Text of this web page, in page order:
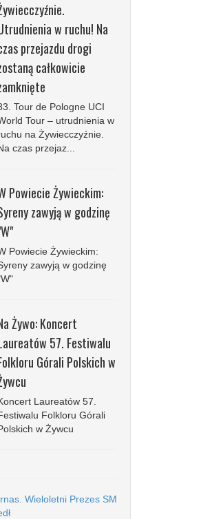
w ruchu! Na
przejazdu drogi
całkowicie
Tour de Pologne UCI
Tour – utrudnienia w
na Żywiecczyźnie.
czas przejaz...
Powiecie Żywieckim:
zawyją w godzinę
Powiecie Żywieckim:
zawyją w godzinę
Żywo: Koncert
57. Festiwalu
Górali Polskich w
Laureatów 57.
Folkloru Górali
w Żywcu
Wieloletni Prezes SM